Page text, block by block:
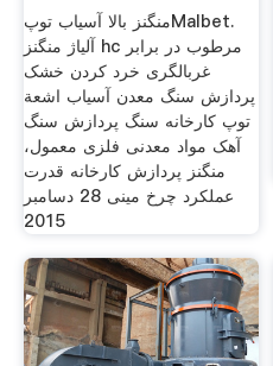
منگنز بالا آسیاب توپMalbet.
آلیاژ منگنز hc مرطوب در برابر
غربالگری خرد کردن خشک
پردازش سنگ معدن آسیاب اشعة
توپ کارخانه سنگ پردازش سنگ
آهک مواد معدنی فلزی معمول،
منگنز پردازش کارخانه قدرت
عملکرد چرخ مینی 28 دسامبر
2015